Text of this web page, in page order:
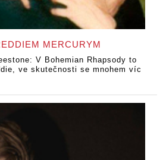
MERCURYM
V Bohemian Rhapsody to
ve skutečnosti se mnohem víc